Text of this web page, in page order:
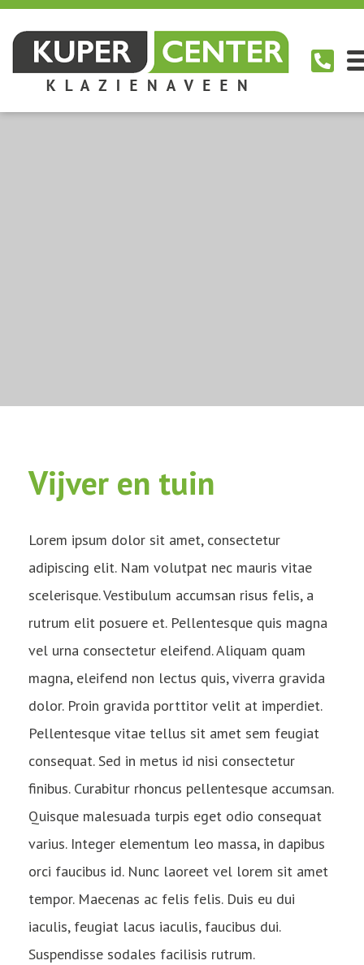
Vijver en tuin
Lorem ipsum dolor sit amet, consectetur
adipiscing elit. Nam volutpat nec mauris vitae
scelerisque. Vestibulum accumsan risus felis, a
rutrum elit posuere et. Pellentesque quis magna
vel urna consectetur eleifend. Aliquam quam
magna, eleifend non lectus quis, viverra gravida
dolor. Proin gravida porttitor velit at imperdiet.
Pellentesque vitae tellus sit amet sem feugiat
consequat. Sed in metus id nisi consectetur
finibus. Curabitur rhoncus pellentesque accumsan.
Quisque malesuada turpis eget odio consequat
varius. Integer elementum leo massa, in dapibus
orci faucibus id. Nunc laoreet vel lorem sit amet
tempor. Maecenas ac felis felis. Duis eu dui
iaculis, feugiat lacus iaculis, faucibus dui.
Suspendisse sodales facilisis rutrum.